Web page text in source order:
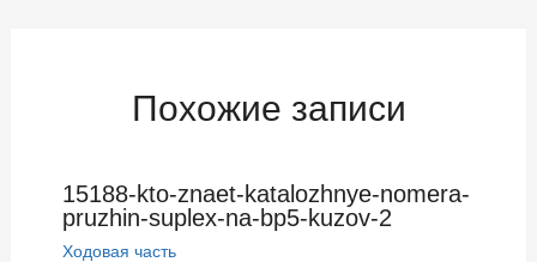
Похожие записи
15188-kto-znaet-katalozhnye-nomera-
pruzhin-suplex-na-bp5-kuzov-2
Ходовая часть